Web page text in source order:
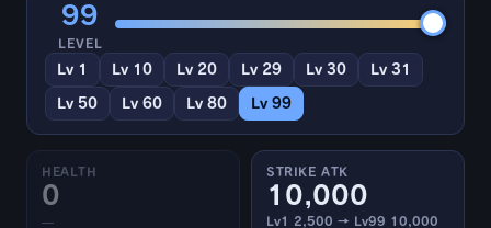
99
LEVEL
Lv 1 Lv 10 Lv 20 Lv 29 Lv 30 Lv 31
Lv 50 Lv 60 Lv 80 Lv 99
HEALTH
0
—
STRIKE ATK
10,000
Lv1 2,500 → Lv99 10,000